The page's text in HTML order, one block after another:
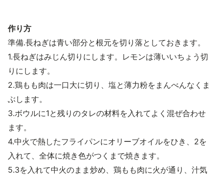
作り方
準備.長ねぎは青い部分と根元を切り落としておきます。
1.長ねぎはみじん切りにします。レモンは薄いいちょう切
りにします。
2.鶏もも肉は一口大に切り、塩と薄力粉をまんべんなくま
ぶします。
3.ボウルに1と残りのタレの材料を入れてよく混ぜ合わせ
ます。
4.中火で熱したフライパンにオリーブオイルをひき、2を
入れて、全体に焼き色がつくまで焼きます。
5.3を入れて中火のまま炒め、鶏もも肉に火が通り、汁気